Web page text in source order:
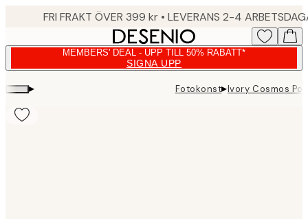
FRI FRAKT ÖVER 399 kr • LEVERANS 2-4
MEMBERS' DEAL - UPP TILL 50% RABATT*
SIGNA UPP
▸ Fotokonst▸Ivory Cosmos